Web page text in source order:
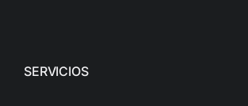
SERVICIOS